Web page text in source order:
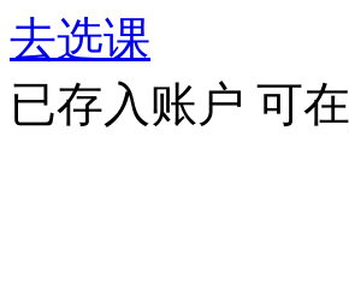
去选课
已存入账户 可在